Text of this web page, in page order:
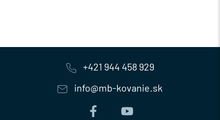
+421 944 458 929
info@mb-kovanie.sk